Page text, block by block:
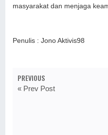
masyarakat dan menjaga
Penulis : Jono Aktivis98
PREVIOUS
« Prev Post